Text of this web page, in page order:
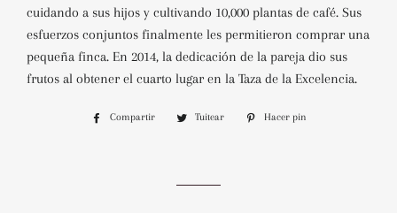
cuidando a sus hijos y cultivando 10,000 plantas de café. Sus
esfuerzos conjuntos finalmente les permitieron comprar una
pequeña finca. En 2014, la dedicación de la pareja dio sus
frutos al obtener el cuarto lugar en la Taza de la Excelencia.
Compartir
CompartirTuitear
Tuitear
Hacer pin